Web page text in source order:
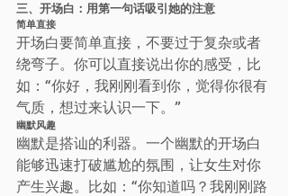
三、开场白：用第一句话吸引她的注意
简单直接
开场白要简单直接，不要过于复杂或者
绕弯子。你可以直接说出你的感受，比
如：“你好，我刚刚看到你，觉得你很有
气质，想过来认识一下。”
幽默风趣
幽默是搭讪的利器。一个幽默的开场白
能够迅速打破尴尬的氛围，让女生对你
产生兴趣。比如：“你知道吗？我刚刚路